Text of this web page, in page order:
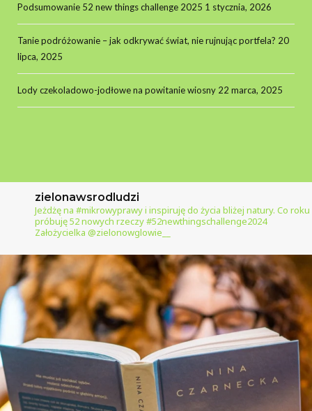
Podsumowanie 52 new things challenge 2025 1 stycznia, 2026
Tanie podróżowanie – jak odkrywać świat, nie rujnując portfela? 20
lipca, 2025
Lody czekoladowo-jodłowe na powitanie wiosny 22 marca, 2025
zielonawsrodludzi
Jeżdżę na #mikrowyprawy i inspiruję do życia bliżej natury. Co roku
próbuję 52 nowych rzeczy #52newthingschallenge2024
Założycielka @zielonowglowie__